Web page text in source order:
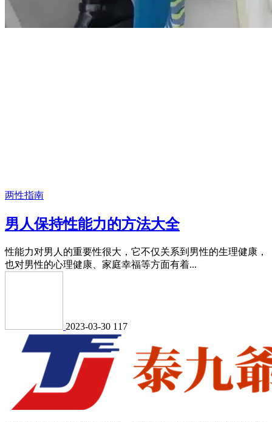
两性指南
男人保持性能力的方法大全
性能力对男人的重要性很大，它不仅关系到男性的生理健康，
也对男性的心理健康、家庭幸福等方面有着...
2023-03-30 117